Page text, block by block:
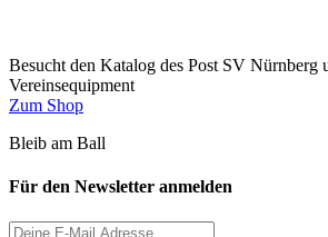
Besucht den Katalog des Post SV Nürnberg
Vereinsequipment
Zum Shop
Bleib am Ball
Für den Newsletter anmelden